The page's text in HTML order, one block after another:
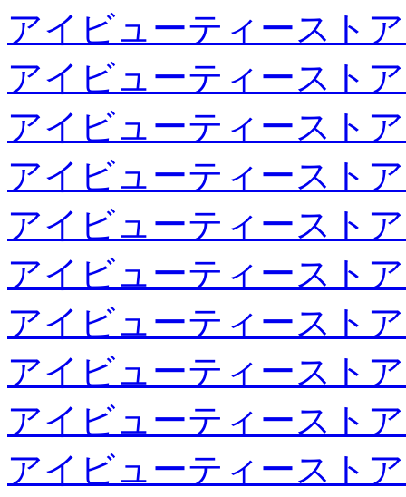
アイビューティースト
アイビューティースト
アイビューティースト
アイビューティースト
アイビューティースト
アイビューティースト
アイビューティースト
アイビューティースト
アイビューティースト
アイビューティースト